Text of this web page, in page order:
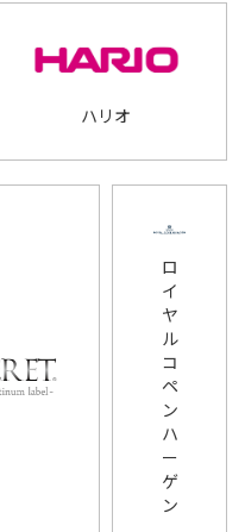
ハリオ
ロ
イ
ヤ
ル
コ
ペ
ン
ハ
ー
ゲ
ン